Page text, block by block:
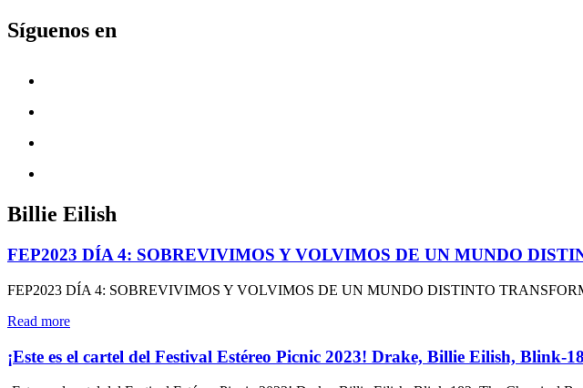
Síguenos en
Billie Eilish
FEP2023 DÍA 4: SOBREVIVIMOS Y VOLVIMOS DE UN MUNDO
FEP2023 DÍA 4: SOBREVIVIMOS Y VOLVIMOS DE UN MUNDO DISTINTO
Read more"FEP2023
4:
SOBREVIVIMOS
¡Este es el cartel del Festival Estéreo Picnic 2023! Drake, Billie Eilish,